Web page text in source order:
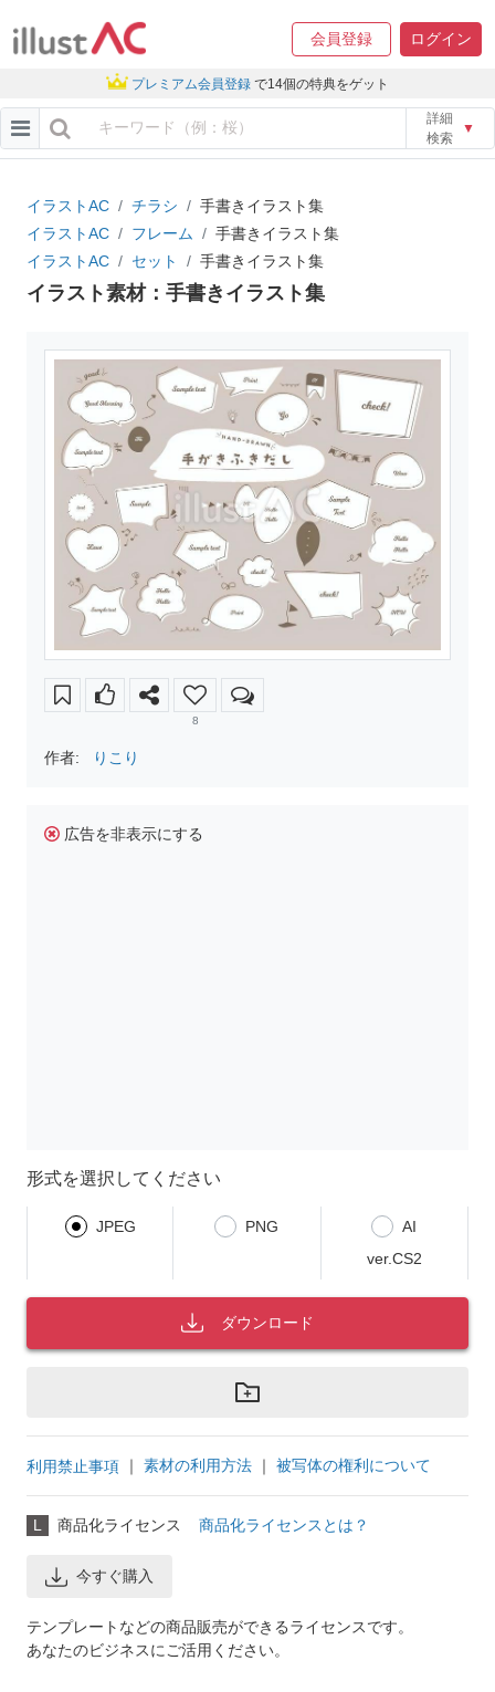
会員登録 ログイン
プレミアム会員登録 で14個の特典をゲット
詳細
検索
▼
イラストAC チラシ
手書きイラスト集
イラストAC
フレーム
手書きイラスト集
イラストAC
セット 手書きイラスト集
イラスト素材：手書きイラスト集
8
作者: りこり
広告を非表示にする
形式を選択してください
JPEG PNG
AI
ver.CS2
ダウンロード
利用禁止事項 ｜ 素材の利用方法 ｜ 被写体の権利について
L 商品化ライセンス 商品化ライセンスとは？
今すぐ購入
テンプレートなどの商品販売ができるライセンスです。
あなたのビジネスにご活用ください。